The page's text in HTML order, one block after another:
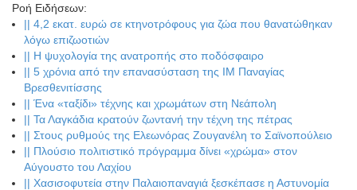
Ροή Ειδήσεων:
|| 4,2 εκατ. ευρώ σε κτηνοτρόφους για ζώα που θανατώθηκαν
λόγω επιζωοτιών
|| Η ψυχολογία της ανατροπής στο ποδόσφαιρο
|| 5 χρόνια από την επανασύσταση της ΙΜ Παναγίας
Βρεσθενιτίσσης
|| Ένα «ταξίδι» τέχνης και χρωμάτων στη Νεάπολη
|| Τα Λαγκάδια κρατούν ζωντανή την τέχνη της πέτρας
|| Στους ρυθμούς της Ελεωνόρας Ζουγανέλη το Σαϊνοπούλειο
|| Πλούσιο πολιτιστικό πρόγραμμα δίνει «χρώμα» στον
Αύγουστο του Λαχίου
|| Χασισοφυτεία στην Παλαιοπαναγιά ξεσκέπασε η Αστυνομία